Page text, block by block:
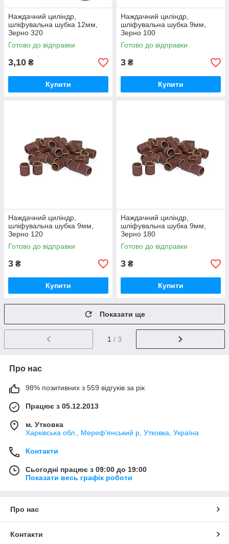
Наждачний циліндр,
шліфувальна шубка 12мм,
Зерно 320
Готово до відправки
3,10 ₴
Купити
Наждачний циліндр,
шліфувальна шубка 9мм,
Зерно 100
Готово до відправки
3 ₴
Купити
Наждачний циліндр,
шліфувальна шубка 9мм,
Зерно 120
Готово до відправки
3 ₴
Купити
Наждачний циліндр,
шліфувальна шубка 9мм,
Зерно 180
Готово до відправки
3 ₴
Купити
Показати ще
1 / 3
Про нас
98% позитивних з 559 відгуків за рік
Працює з 05.12.2013
м. Утковка
Харківська обл., Мереф'янський р, Утковка, Україна
Контакти
Сьогодні працює з 09:00 до 19:00
Показати весь графік роботи
Про нас
Контакти